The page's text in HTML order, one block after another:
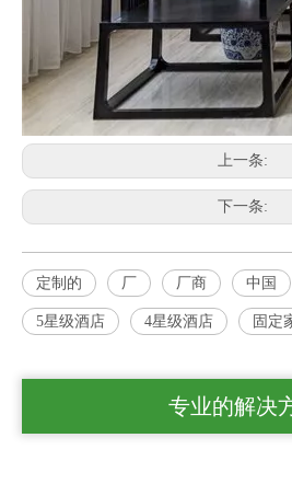
上一条:
下一条:
定制的 厂 厂商 中国
5星级酒店 4星级酒店 固定
专业的解决